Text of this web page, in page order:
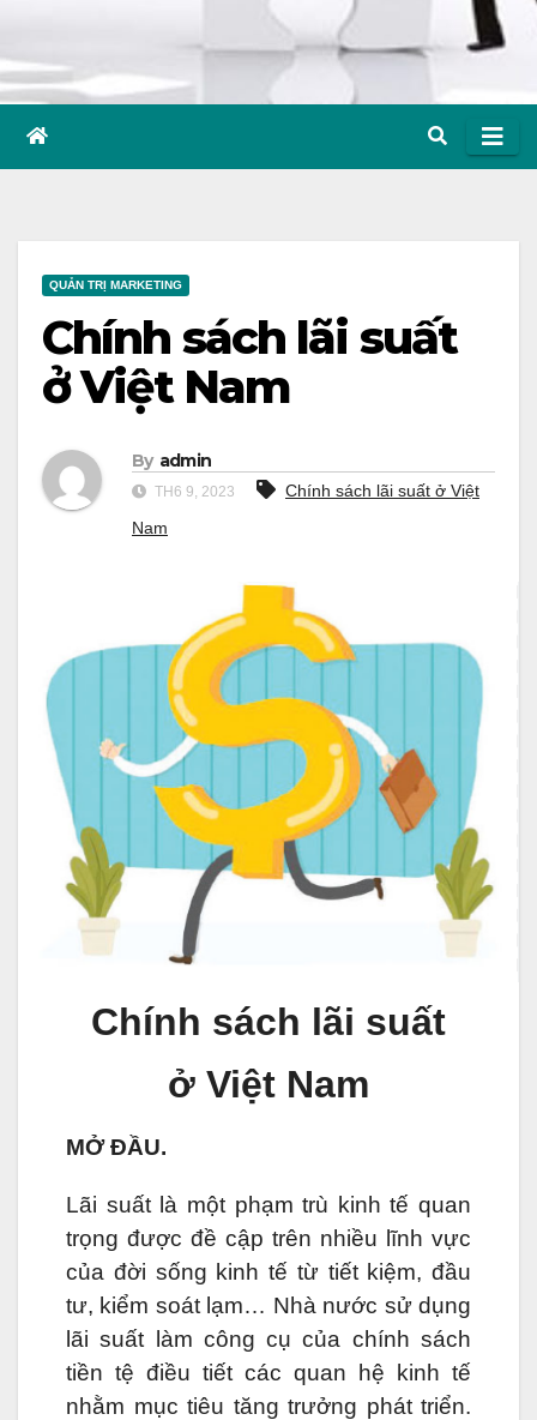
QUẢN TRỊ MARKETING
Chính sách lãi suất
ở Việt Nam
By admin
TH6 9, 2023
Chính sách lãi suất ở Việt
Nam
Chính sách lãi suất
ở Việt Nam
MỞ ĐẦU.
Lãi suất là một phạm trù kinh tế quan
trọng được đề cập trên nhiều lĩnh vực
của đời sống kinh tế từ tiết kiệm, đầu
tư, kiểm soát lạm… Nhà nước sử dụng
lãi suất làm công cụ của chính sách
tiền tệ điều tiết các quan hệ kinh tế
nhằm mục tiêu tăng trưởng phát triển.